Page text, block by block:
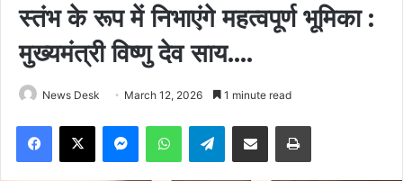
स्तंभ के रूप में निभाएंगे महत्वपूर्ण भूमिका :
मुख्यमंत्री विष्णु देव साय….
News Desk March 12, 2026 1 minute read
Facebook
X MessengerWhatsAppTelegramShare via Email Print